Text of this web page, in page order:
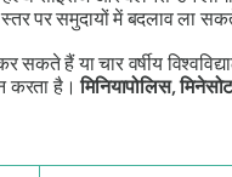
स्तर पर समुदायों में बदलाव ला
कर सकते हैं या चार वर्षीय
करता है।मिनियापोलिस,